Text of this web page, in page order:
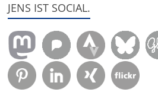
JENS IST SOCIAL.